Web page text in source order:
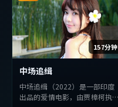
157分钟
中场追缉
中场追缉（2022）是一部印度
出品的爱情电影，由贾樟柯执